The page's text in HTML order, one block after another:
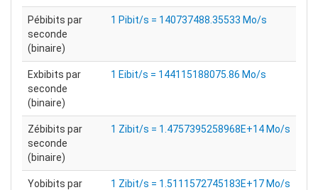
Pébibits par
seconde
(binaire)
1 Pibit/s = 140737488.35533 Mo/s
Exbibits par
seconde
(binaire)
1 Eibit/s = 144115188075.86 Mo/s
Zébibits par
seconde
(binaire)
1 Zibit/s = 1.4757395258968E+14 Mo/s
Yobibits par
1 Zibit/s = 1.5111572745183E+17 Mo/s